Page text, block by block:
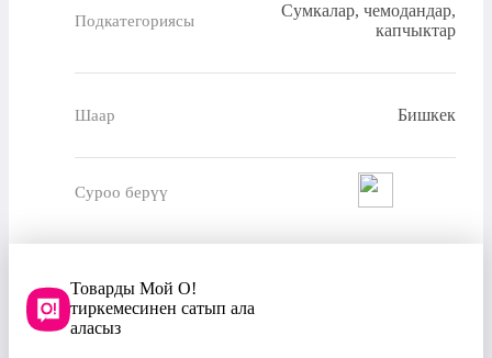
Подкатегориясы
Сумкалар, чемодандар,
капчыктар
Шаар Бишкек
Суроо берүү
Товарды Мой О!
тиркемесинен сатып ала
аласыз